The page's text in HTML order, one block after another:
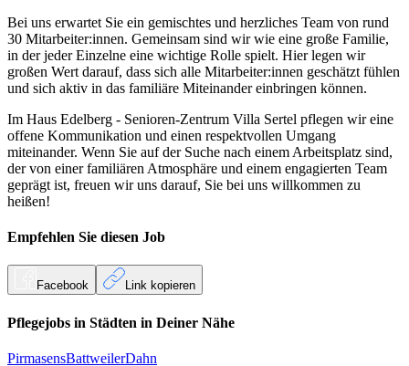
Bei uns erwartet Sie ein gemischtes und herzliches Team von rund
30 Mitarbeiter:innen. Gemeinsam sind wir wie eine große Familie,
in der jeder Einzelne eine wichtige Rolle spielt. Hier legen wir
großen Wert darauf, dass sich alle Mitarbeiter:innen geschätzt fühlen
und sich aktiv in das familiäre Miteinander einbringen können.
Im Haus Edelberg - Senioren-Zentrum Villa Sertel pflegen wir eine
offene Kommunikation und einen respektvollen Umgang
miteinander. Wenn Sie auf der Suche nach einem Arbeitsplatz sind,
der von einer familiären Atmosphäre und einem engagierten Team
geprägt ist, freuen wir uns darauf, Sie bei uns willkommen zu
heißen!
Empfehlen Sie diesen Job
Facebook Link kopieren
Pflegejobs in Städten in Deiner Nähe
PirmasensBattweilerDahn